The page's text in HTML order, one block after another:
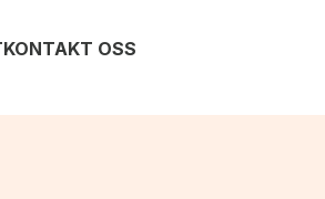
KONTAKT OSS